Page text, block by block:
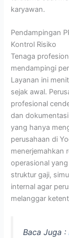
karyawan.
Pendampingan
Kontrol Risiko
Tenaga
mendampingi
Layanan ini
sejak awal.
profesional
dan
yang hanya
perusahaan di
menerjemahkan
operasional
struktur gaji,
internal agar
melanggar
Baca Juga :